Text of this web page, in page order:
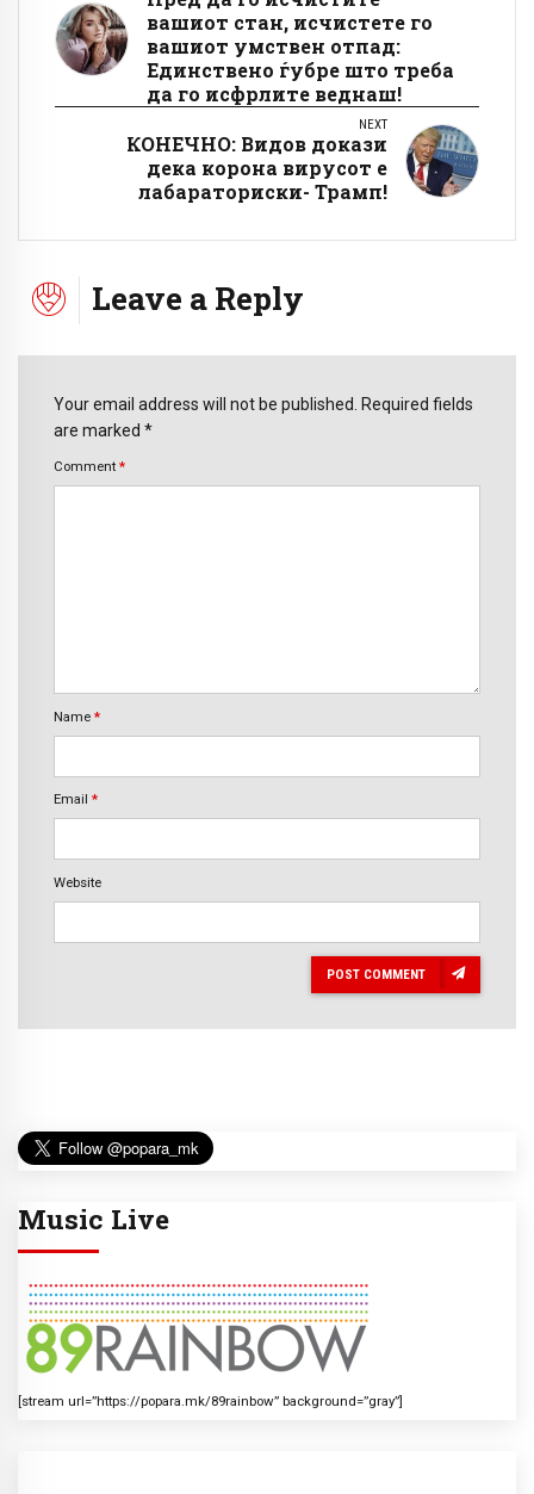
вашиот стан, исчистете го
вашиот умствен отпад:
Единствено ѓубре што треба
да го исфрлите веднаш!
NEXT
КОНЕЧНО: Видов докази
дека корона вирусот е
лабараториски- Трамп!
Leave a Reply
Your email address will not be published. Required fields
are marked *
Comment *
Name *
Email *
Website
POST COMMENT
Music Live
[stream url=”https://popara.mk/89rainbow” background=”gray”]